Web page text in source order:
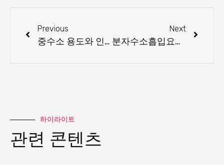
Previous
중수소 용도와 인체에 미치는 영향
Next
분자수소흡입요법과 코로나-19
하이라이트
관련 콘텐츠